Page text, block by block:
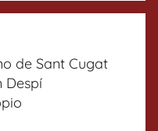
de Sant Cugat
Despí